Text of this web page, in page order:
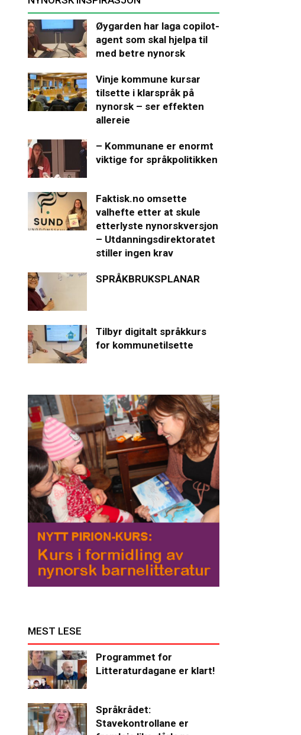
Øygarden har laga copilot-
agent som skal hjelpa til
med betre nynorsk
Vinje kommune kursar
tilsette i klarspråk på
nynorsk – ser effekten
allereie
– Kommunane er enormt
viktige for språkpolitikken
Faktisk.no omsette
valhefte etter at skule
etterlyste nynorskversjon
– Utdanningsdirektoratet
stiller ingen krav
SPRÅKBRUKSPLANAR
Tilbyr digitalt språkkurs
for kommunetilsette
MEST LESE
Programmet for
Litteraturdagane er klart!
Språkrådet:
Stavekontrollane er